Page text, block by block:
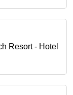
Resort - Hotel